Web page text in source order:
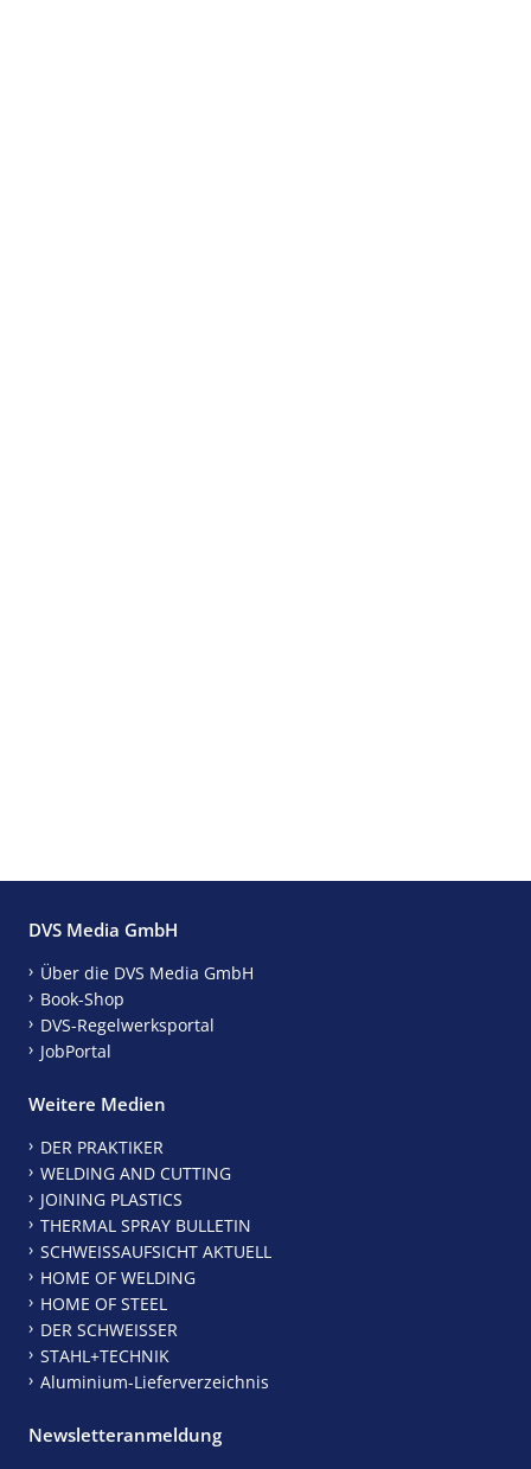
DVS Media GmbH
Über die DVS Media GmbH
Book-Shop
DVS-Regelwerksportal
JobPortal
Weitere Medien
DER PRAKTIKER
WELDING AND CUTTING
JOINING PLASTICS
THERMAL SPRAY BULLETIN
SCHWEISSAUFSICHT AKTUELL
HOME OF WELDING
HOME OF STEEL
DER SCHWEISSER
STAHL+TECHNIK
Aluminium-Lieferverzeichnis
Newsletteranmeldung